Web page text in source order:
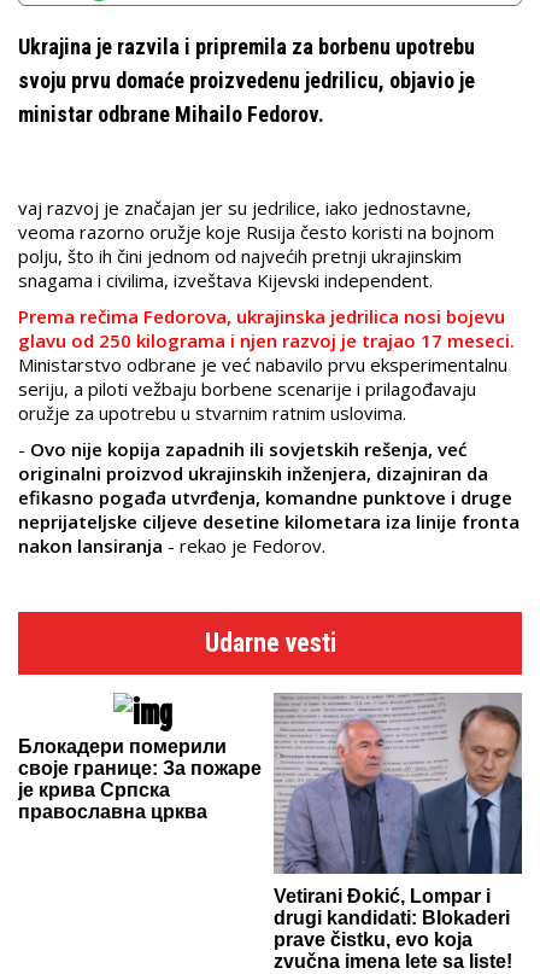
Ukrajina je razvila i pripremila za borbenu upotrebu
svoju prvu domaće proizvedenu jedrilicu, objavio je
ministar odbrane Mihailo Fedorov.
vaj razvoj je značajan jer su jedrilice, iako jednostavne,
veoma razorno oružje koje Rusija često koristi na bojnom
polju, što ih čini jednom od najvećih pretnji ukrajinskim
snagama i civilima, izveštava Kijevski independent.
Prema rečima Fedorova, ukrajinska jedrilica nosi bojevu
glavu od 250 kilograma i njen razvoj je trajao 17 meseci.
Ministarstvo odbrane je već nabavilo prvu eksperimentalnu
seriju, a piloti vežbaju borbene scenarije i prilagođavaju
oružje za upotrebu u stvarnim ratnim uslovima.
- Ovo nije kopija zapadnih ili sovjetskih rešenja, već
originalni proizvod ukrajinskih inženjera, dizajniran da
efikasno pogađa utvrđenja, komandne punktove i druge
neprijateljske ciljeve desetine kilometara iza linije fronta
nakon lansiranja - rekao je Fedorov.
Udarne vesti
Блокадери померили
своје границе: За пожаре
је крива Српска
православна црква
Vetirani Đokić, Lompar i
drugi kandidati: Blokaderi
prave čistku, evo koja
zvučna imena lete sa liste!